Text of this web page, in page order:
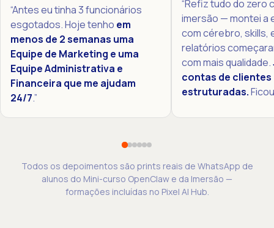
“Antes eu tinha 3 funcionários
esgotados. Hoje tenho em
menos de 2 semanas uma
Equipe de Marketing e uma
Equipe Administrativa e
Financeira que me ajudam
24/7.”
“Refiz tudo do zero
imersão — montei a
com cérebro, skills,
relatórios
com mais qualidade.
contas de
estruturadas.
Todos os depoimentos são prints reais de WhatsApp de
alunos do Mini-curso OpenClaw e da Imersão —
formações incluídas no Pixel AI Hub.